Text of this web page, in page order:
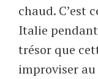
chaud. C’est
Italie
trésor que
improviser